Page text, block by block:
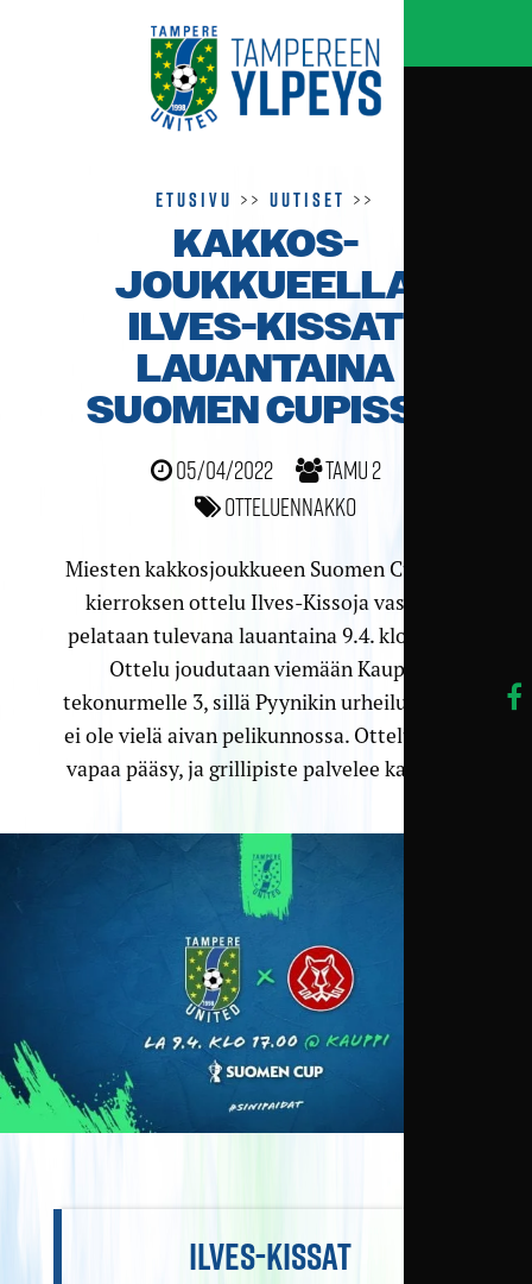
Etusivu >>Uutiset >>
KAKKOS­
JOUKKUEELLA
ILVES-KISSAT
LAUANTAINA
SUOMEN CUPISSA
05/04/2022
TamU 2
Otteluennakko
Miesten kakkosjoukkueen Suomen Cupin 3.
kierroksen ottelu Ilves-Kissoja vastaan
pelataan tulevana lauantaina 9.4. klo 17.00.
Ottelu joudutaan viemään Kaupin
tekonurmelle 3, sillä Pyynikin urheilukenttä
ei ole vielä aivan pelikunnossa. Otteluun on
vapaa pääsy, ja grillipiste palvelee katsojia.
ILVES-KISSAT